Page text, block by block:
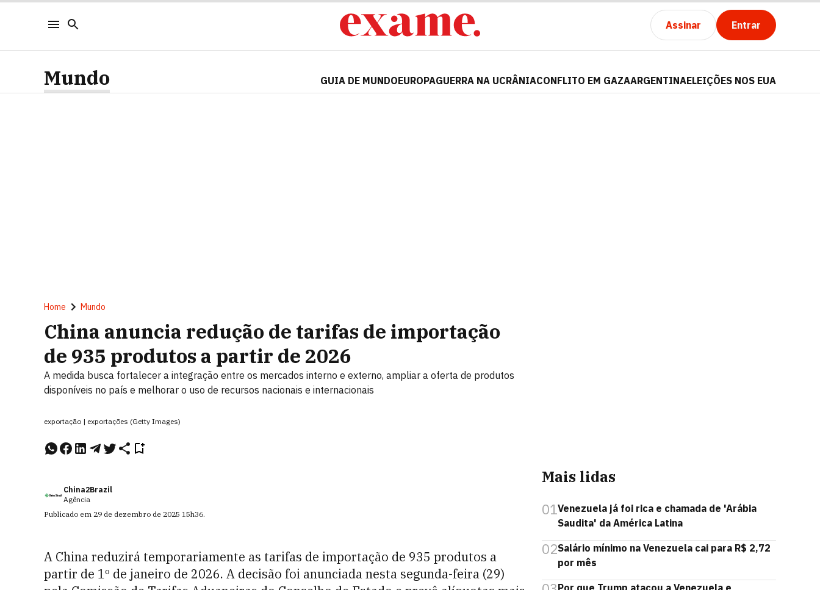
Assinar Entrar
Mundo GUIA DE MUNDOEUROPAGUERRA NA UCRÂNIACONFLITO EM GAZAARGENTINAELEIÇÕES NOS EUA
Home Mundo
China anuncia redução de tarifas de importação
de 935 produtos a partir de 2026
A medida busca fortalecer a integração entre os mercados interno e externo, ampliar a oferta de produtos
disponíveis no país e melhorar o uso de recursos nacionais e internacionais
exportação | exportações (Getty Images)
China2Brazil
Agência
Publicado em 29 de dezembro de 2025 15h36.
A China reduzirá temporariamente as tarifas de importação de 935 produtos a
partir de 1º de janeiro de 2026. A decisão foi anunciada nesta segunda-feira (29)
Mais lidas
01Venezuela já foi rica e chamada de 'Arábia
Saudita' da América Latina
02Salário mínimo na Venezuela cai para R$ 2,72
por mês
Por que Trump atacou a Venezuela e